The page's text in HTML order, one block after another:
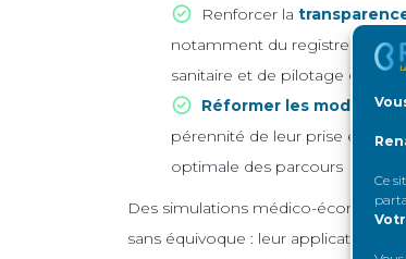
Ce
Renforcer la
notamment du registre REIN,
sanitaire et de pilotage des
Réformer les modes de
pérennité de leur prise en
optimale des parcours
Des simulations médico-
sans équivoque : leur application